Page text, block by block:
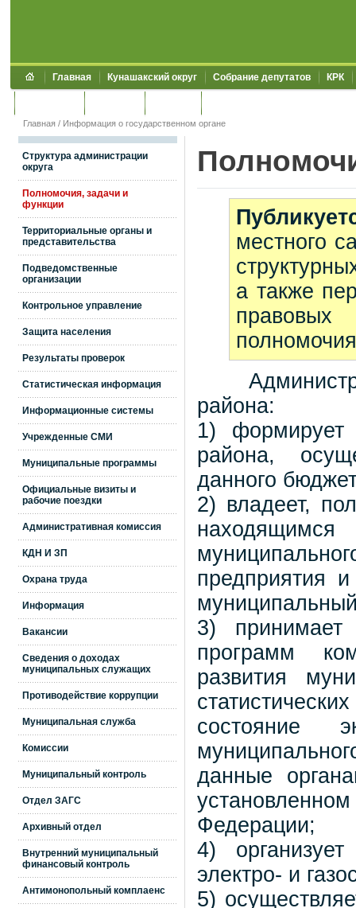
Главная Кунашакский округ Собрание депутатов КРК
Главная / Информация о государственном органе
Структура администрации
округа
Полномочия, задачи и
функции
Территориальные органы и
представительства
Подведомственные
организации
Контрольное управление
Защита населения
Результаты проверок
Статистическая информация
Информационные системы
Учрежденные СМИ
Муниципальные программы
Официальные визиты и
рабочие поездки
Административная комиссия
КДН И ЗП
Охрана труда
Информация
Вакансии
Сведения о доходах
муниципальных служащих
Противодействие коррупции
Муниципальная служба
Комиссии
Муниципальный контроль
Отдел ЗАГС
Архивный отдел
Внутренний муниципальный
финансовый контроль
Антимонопольный комплаенс
местного
а также
района:
1) формирует
района,
данного
2) владеет,
предприятия
3) принимает
программ
развития
состояние
данные
Федерации;
4)
электро- и
5)